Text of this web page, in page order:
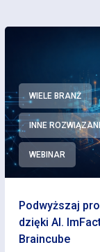
WIELE BRANŻ
INNE
WEBINAR
Podwyższaj
dzięki AI.
Braincube